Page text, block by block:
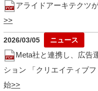
アライドアーキテクツ
2026/03/05
Meta社と連携し、広告
ション 「クリエイティブ
始